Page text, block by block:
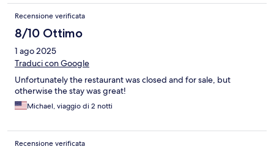
Recensione verificata
8/10 Ottimo
1 ago 2025
Traduci con Google
Unfortunately the restaurant was closed and for sale, but
otherwise the stay was great!
Michael, viaggio di 2 notti
Recensione verificata